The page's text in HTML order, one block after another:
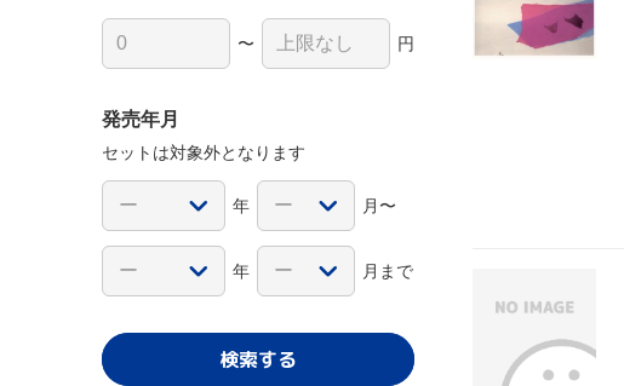
〜 円
発売年月
セットは対象外となります
年 月〜
年 月まで
検索する